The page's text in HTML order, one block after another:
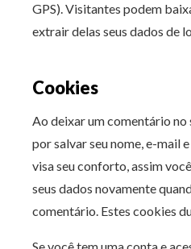
GPS). Visitantes podem
extrair delas seus dados de
Cookies
Ao deixar um comentário
por salvar seu nome, e-mail
visa seu conforto, assim
seus dados novamente
comentário. Estes cookies